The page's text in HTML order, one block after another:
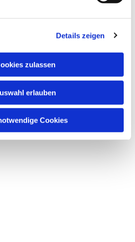
Details zeigen
zulassen
erlauben
Cookies
Sie auch